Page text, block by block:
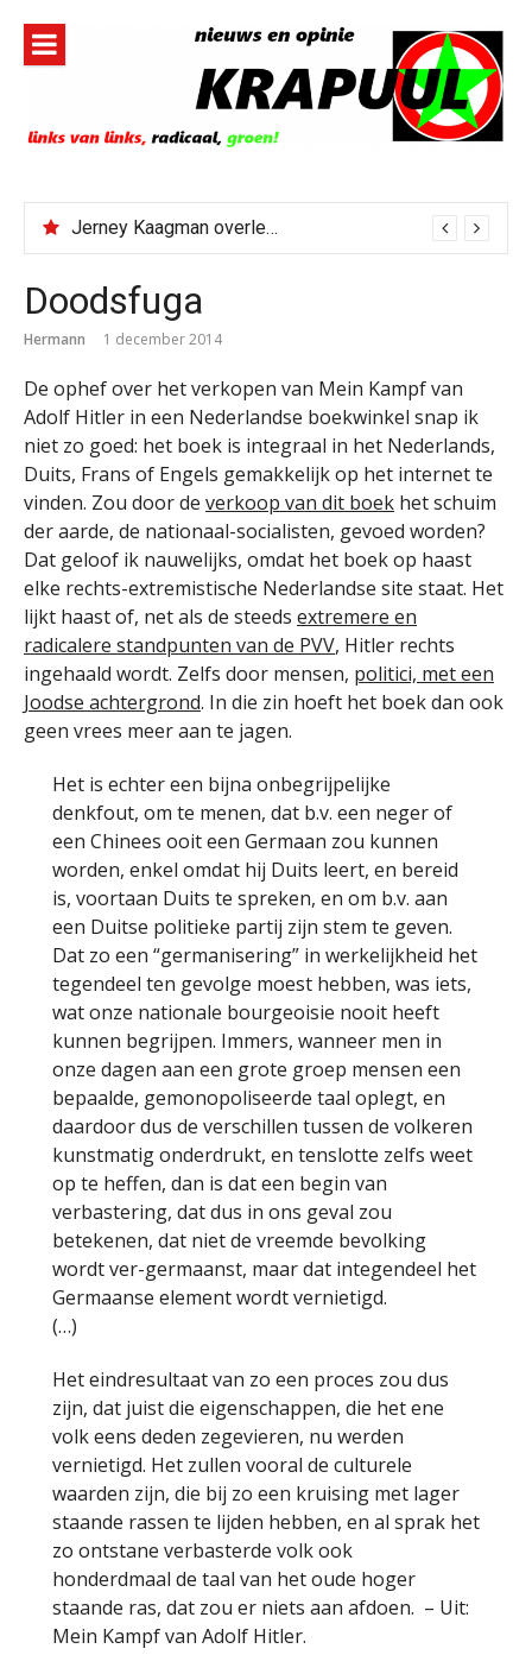
inhoud
Jerney Kaagman overleden
Doodsfuga
Hermann 1 december 2014
De ophef over het verkopen van Mein Kampf van
Adolf Hitler in een Nederlandse boekwinkel snap ik
niet zo goed: het boek is integraal in het Nederlands,
Duits, Frans of Engels gemakkelijk op het internet te
vinden. Zou door de verkoop van dit boek het schuim
der aarde, de nationaal-socialisten, gevoed worden?
Dat geloof ik nauwelijks, omdat het boek op haast
elke rechts-extremistische Nederlandse site staat. Het
lijkt haast of, net als de steeds extremere en
radicalere standpunten van de PVV, Hitler rechts
ingehaald wordt. Zelfs door mensen, politici, met een
Joodse achtergrond. In die zin hoeft het boek dan ook
geen vrees meer aan te jagen.
Het is echter een bijna onbegrijpelijke
denkfout, om te menen, dat b.v. een neger of
een Chinees ooit een Germaan zou kunnen
worden, enkel omdat hij Duits leert, en bereid
is, voortaan Duits te spreken, en om b.v. aan
een Duitse politieke partij zijn stem te geven.
Dat zo een “germanisering” in werkelijkheid het
tegendeel ten gevolge moest hebben, was iets,
wat onze nationale bourgeoisie nooit heeft
kunnen begrijpen. Immers, wanneer men in
onze dagen aan een grote groep mensen een
bepaalde, gemonopoliseerde taal oplegt, en
daardoor dus de verschillen tussen de volkeren
kunstmatig onderdrukt, en tenslotte zelfs weet
op te heffen, dan is dat een begin van
verbastering, dat dus in ons geval zou
betekenen, dat niet de vreemde bevolking
wordt ver-germaanst, maar dat integendeel het
Germaanse element wordt vernietigd.
(…)
Het eindresultaat van zo een proces zou dus
zijn, dat juist die eigenschappen, die het ene
volk eens deden zegevieren, nu werden
vernietigd. Het zullen vooral de culturele
waarden zijn, die bij zo een kruising met lager
staande rassen te lijden hebben, en al sprak het
zo ontstane verbasterde volk ook
honderdmaal de taal van het oude hoger
staande ras, dat zou er niets aan afdoen. – Uit:
Mein Kampf van Adolf Hitler.